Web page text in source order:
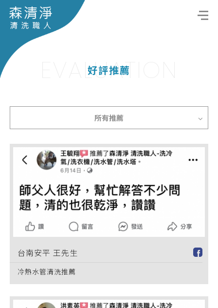
EVALUATION
好評推薦
所有推薦
台南安平 王先生
冷熱水管清洗推薦